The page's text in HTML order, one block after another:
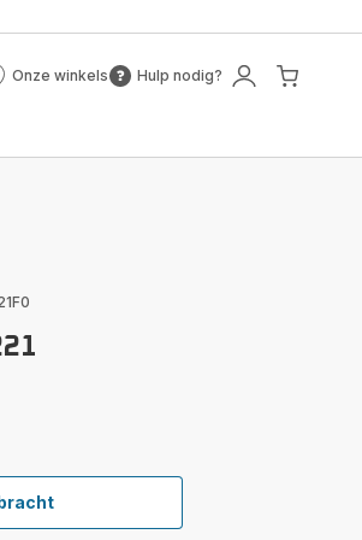
Onze winkels Hulp nodig?
Hulp
Mijn